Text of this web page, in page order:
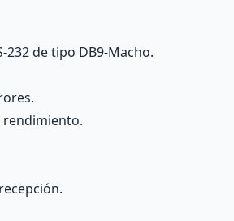
232 de tipo DB9-Macho.
rendimiento.